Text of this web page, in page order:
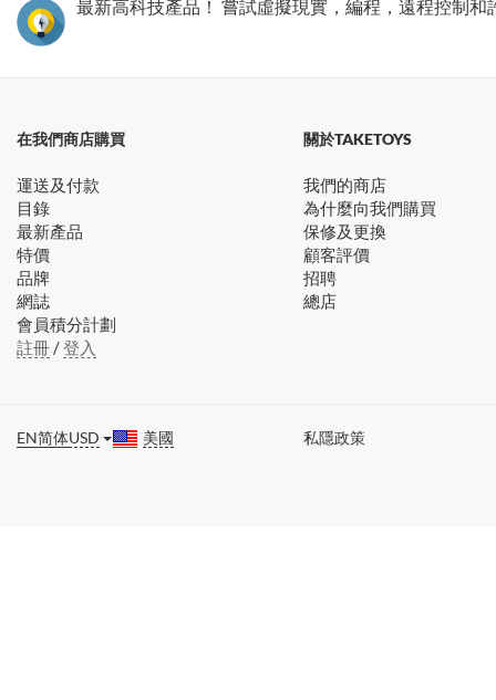
最新高科技產品！ 嘗試虛擬現實，編程，遠程控制
在我們商店購買
運送及付款
目錄
最新產品
特價
品牌
網誌
會員積分計劃
註冊/登入
關於TAKETOYS
我們的商店
為什麼向我們購買
保修及更換
顧客評價
招聘
總店
EN简体USD 美國 私隱政策